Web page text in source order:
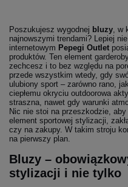
Poszukujesz wygodnej bluzy ,
najnowszymi trendami? Lepiej
internetowym Pepegi Outlet
produktów. Ten element
zechcesz i to bez względu na
przede wszystkim wtedy, gdy
ulubiony sport – zarówno rano,
ciepłemu okryciu outdoorowa
straszna, nawet gdy warunki
Nic nie stoi na przeszkodzie, aby
element sportowej stylizacji,
czy na zakupy. W takim stroju
na pierwszy plan.
Bluzy –
stylizacji i nie tylko